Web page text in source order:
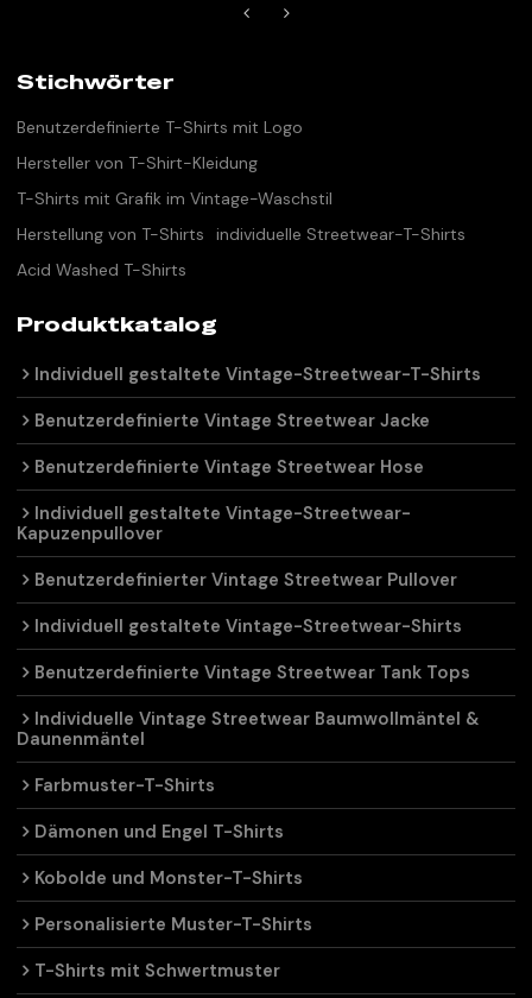
Stichwörter
Benutzerdefinierte T-Shirts mit Logo
Hersteller von T-Shirt-Kleidung
T-Shirts mit Grafik im Vintage-Waschstil
Herstellung von T-Shirts
individuelle Streetwear-T-Shirts
Acid Washed T-Shirts
Produktkatalog
Individuell gestaltete Vintage-Streetwear-T-Shirts
Benutzerdefinierte Vintage Streetwear Jacke
Benutzerdefinierte Vintage Streetwear Hose
Individuell gestaltete Vintage-Streetwear-
Kapuzenpullover
Benutzerdefinierter Vintage Streetwear Pullover
Individuell gestaltete Vintage-Streetwear-Shirts
Benutzerdefinierte Vintage Streetwear Tank Tops
Individuelle Vintage Streetwear Baumwollmäntel &
Daunenmäntel
Farbmuster-T-Shirts
Dämonen und Engel T-Shirts
Kobolde und Monster-T-Shirts
Personalisierte Muster-T-Shirts
T-Shirts mit Schwertmuster